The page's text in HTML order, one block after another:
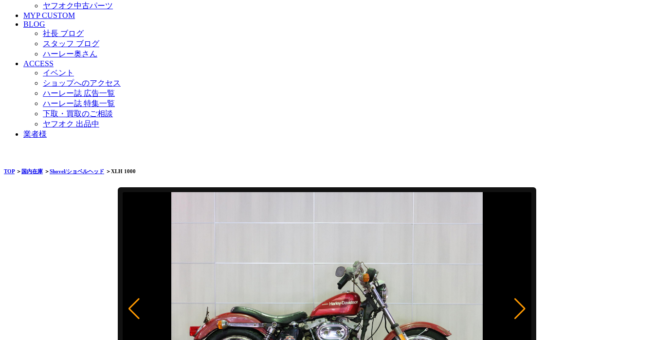
ヤフオク中古パーツ
MYP CUSTOM
BLOG
社長 ブログ
スタッフ ブログ
ハーレー奥さん
ACCESS
イベント
ショップへのアクセス
ハーレー誌 広告一覧
ハーレー誌 特集一覧
下取・買取のご相談
ヤフオク 出品中
業者様
TOP＞ 国内在庫 ＞Shovel/ショベルヘッド ＞XLH 1000